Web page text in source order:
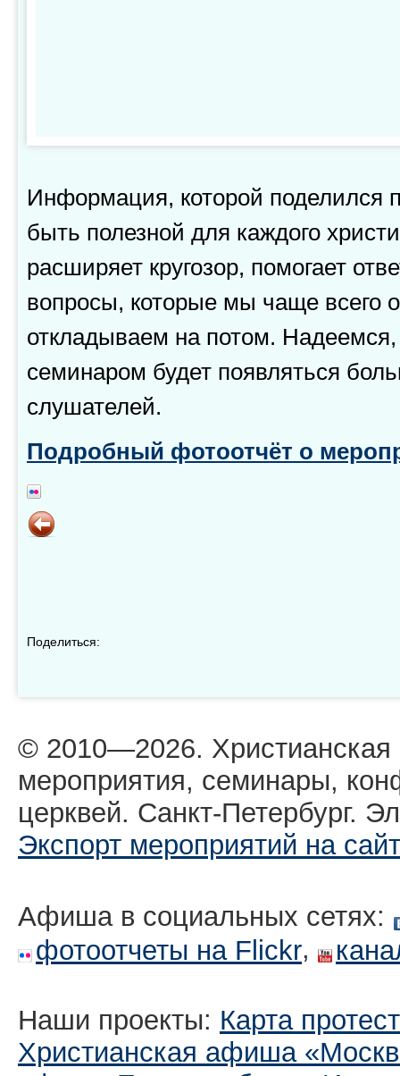
Информация, которой поделился
быть полезной для каждого
расширяет кругозор, помогает
вопросы, которые мы чаще всего
откладываем на потом.
семинаром будет появляться
слушателей.
Подробный фотоотчёт о
Поделиться:
© 2010—2026.
мероприятия, семинары,
церквей. Санкт-Петербург.
Экспорт мероприятий на сайт
Афиша в социальных сетях:
фотоотчеты на Flickr,
Наши проекты: Карта
Христианская афиша